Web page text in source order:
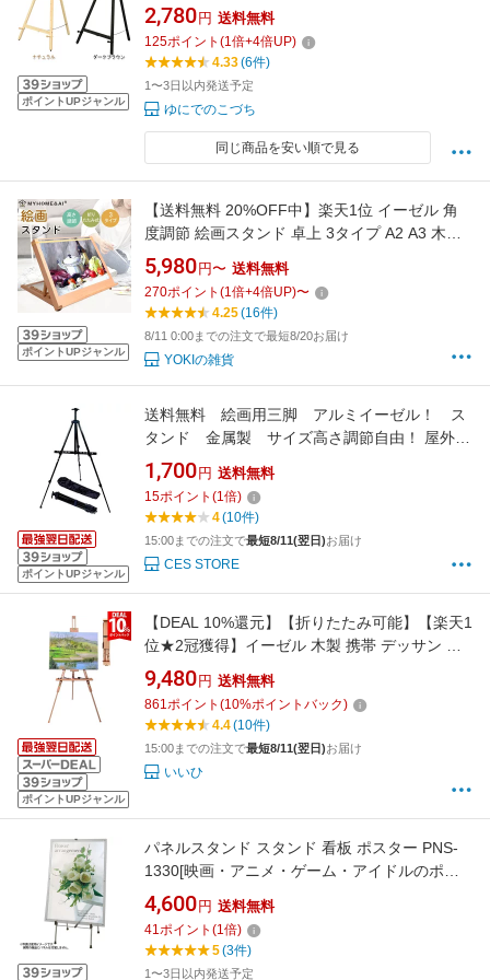
ポイントUPジャンル
パネルスタンド 額縁 メニュースタンド メニュ
ー立て 白ボード ブラックボード カフェ看板 ウ
ェルカムボード 案内ボード パネル 天然木 ポス
ター 写真 看板 三脚
2,780 円 送料無料
125ポイント (1倍+4倍UP)
4.33(6件)
1〜3日以内発送予定
ゆにでのこづち
同じ商品を安い順で見る
ポイントUPジャンル
【送料無料 20%OFF中】楽天1位 イーゼル 角
度調節 絵画スタンド 卓上 3タイプ A2 A3 木製
メーカー イーゼル 卓上イーゼル 看板立て 油絵
画材 水彩画 写生 スケッチ 手芸 ターレンス 描
画イーゼル デスクイーゼル 絵画イーゼル スタ
5,980 円〜 送料無料
270ポイント (1倍+4倍UP)〜
4.25(16件)
8/11 0:00までの注文で最短8/20お届け
YOKIの雑貨
ポイントUPジャンル
送料無料 絵画用三脚 アルミイーゼル！ ス
タンド 金属製 サイズ高さ調節自由！ 屋外も
折りたたみ式 ウェルカムボード、看板 ス
ケッチ、デッサン、
1,700 円 送料無料
15ポイント (1倍)
4(10件)
15:00までの注文で最短8/11(翌日)お届け
CES STORE
ポイントUPジャンル
【DEAL 10%還元】【折りたたみ可能】【楽天1
位★2冠獲得】イーゼル 木製 携帯 デッサン 絵
画 キャンバス メニュー 看板 パネル スタンド
おりたたみ 折り畳み 画架 三脚 イーゼルスタン
ド コンパクト おしゃれ A0 A1 A2 A3 B0 B1 B2
9,480 円 送料無料
861ポイント (10%ポイントバック)
4.4(10件)
15:00までの注文で最短8/11(翌日)お届け
いいひ
パネルスタンド スタンド 看板 ポスター PNS-
1330[映画・アニメ・ゲーム・アイドルのポス
ターディスプレイに・お部屋やお店のインテリ
アに・メニュー表・デザイン・アート・ギャラ
リー・アイリスオーヤマ・ポスターパネル
4,600 円 送料無料
41ポイント (1倍)
5(3件)
1〜3日以内発送予定